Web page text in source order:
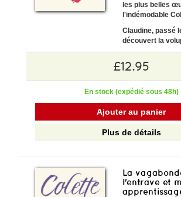
les plus belles
l'indémodable
Claudine, passé
découvert la
£12.95
En stock (expédié sous 48h)
Ajouter au panier
Plus de détails
La
l'entrave et